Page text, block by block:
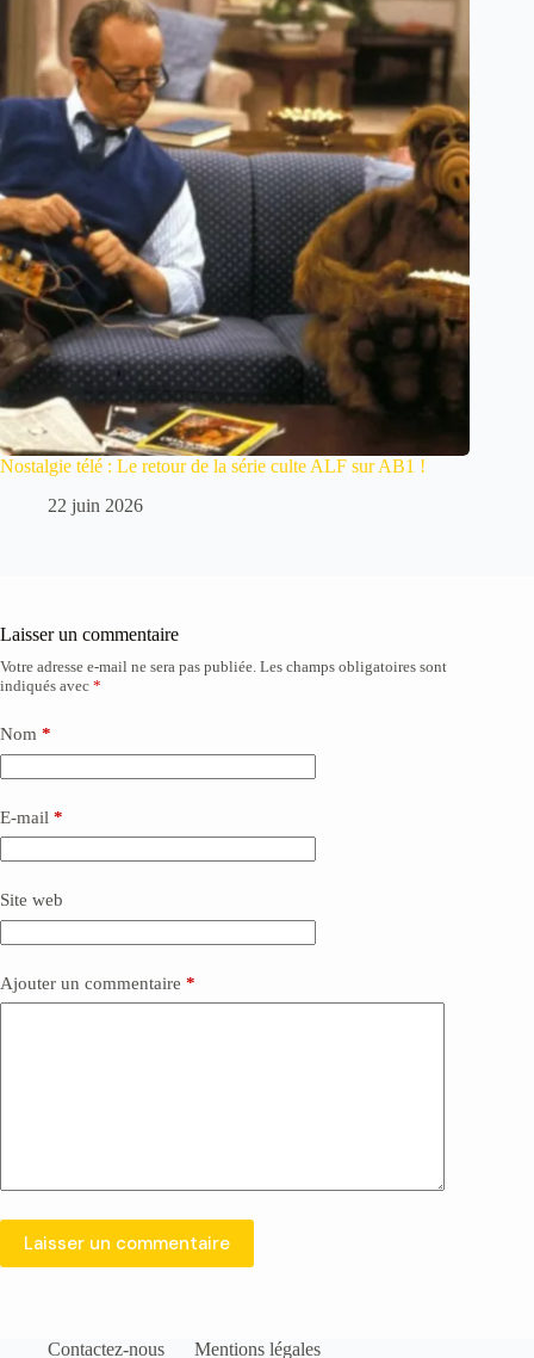
Nostalgie télé : Le retour de la série culte ALF sur AB1 !
22 juin 2026
Laisser un commentaire
Votre adresse e-mail ne sera pas publiée. Les champs obligatoires sont
indiqués avec *
Nom *
E-mail *
Site web
Ajouter un commentaire *
Laisser un commentaire
A
l
e
r
n
t
i
v
:
Contactez-nous Mentions légales